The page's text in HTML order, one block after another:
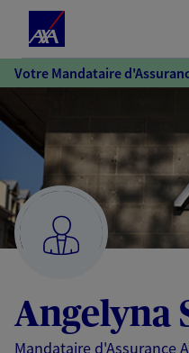
Votre Mandataire
Angelyna
Mandataire d'Assurance